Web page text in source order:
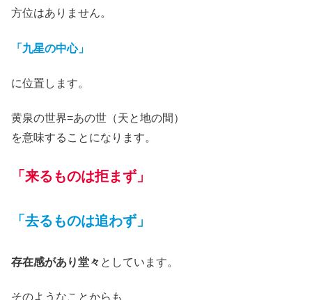
方位はありません。
「九星の中心」
に位置します。
黄泉の世界=あの世（天と地の間）
を意味することになります。
「来るものは拒まず」
「去るものは追わず」
存在感があり堂々 としています。
そのようなことからも